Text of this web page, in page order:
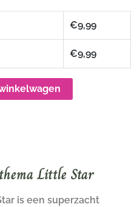
€9,99
€9,99
Little Star
is een superzacht